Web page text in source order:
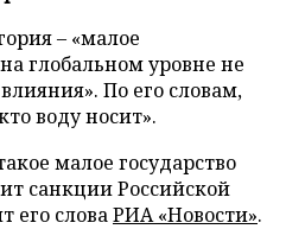
– «малое
глобальном уровне не
По его словам,
воду носит».
малое государство
санкции Российской
его словаРИА «Новости».